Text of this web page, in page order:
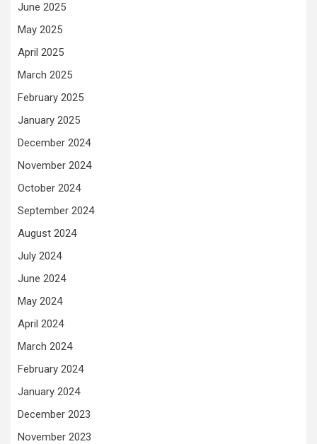
June 2025
May 2025
April 2025
March 2025
February 2025
January 2025
December 2024
November 2024
October 2024
September 2024
August 2024
July 2024
June 2024
May 2024
April 2024
March 2024
February 2024
January 2024
December 2023
November 2023